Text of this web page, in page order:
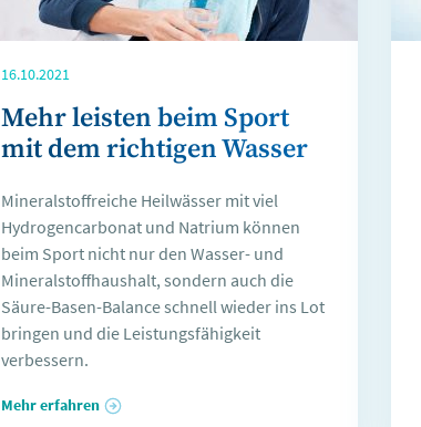
16.10.2021
Mehr leisten beim Sport
mit dem richtigen Wasser
Mineralstoffreiche Heilwässer mit viel
Hydrogencarbonat und Natrium können
beim Sport nicht nur den Wasser- und
Mineralstoffhaushalt, sondern auch die
Säure-Basen-Balance schnell wieder ins Lot
bringen und die Leistungsfähigkeit
verbessern.
Mehr erfahren